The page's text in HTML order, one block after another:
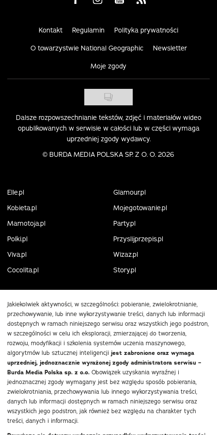
Kontakt Regulamin Polityka prywatności
O towarzystwie National Geographic Newsletter
Moje zgody
Dalsze rozpowszechnianie tekstów, zdjęć i materiałów wideo
opublikowanych w serwisie w całości lub w części wymaga
uprzedniej zgody wydawcy.
© BURDA MEDIA POLSKA SP. Z O. O. 2026
Elle.pl
Glamour.pl
Kobieta.pl
Mojegotowanie.pl
Mamotoja.pl
Party.pl
Polki.pl
Przyslijprzepis.pl
Viva.pl
Wizaz.pl
Cocolita.pl
Story.pl
Jakiekolwiek aktywności, w szczególności: pobieranie, zwielokrotnianie,
przechowywanie, lub inne wykorzystywanie treści, danych lub informacji
dostępnych w ramach niniejszego serwisu oraz wszystkich jego podstron,
w szczególności w celu ich eksploracji, zmierzającej do tworzenia,
rozwoju, modyfikacji i szkolenia systemów uczenia maszynowego,
algorytmów lub sztucznej inteligencji jest zabronione oraz wymaga
uprzedniej, jednoznacznie wyrażonej zgody administratora serwisu –
Burda Media Polska sp. z o.o. Obowiązek uzyskania wyraźnej i
jednoznacznej zgody wymagany jest bez względu sposób pobierania,
zwielokrotniania, przechowywania lub innego wykorzystywania treści,
danych lub informacji dostępnych w ramach niniejszego serwisu oraz
wszystkich jego podstron, jak również bez względu na charakter tych
treści, danych i informacji.